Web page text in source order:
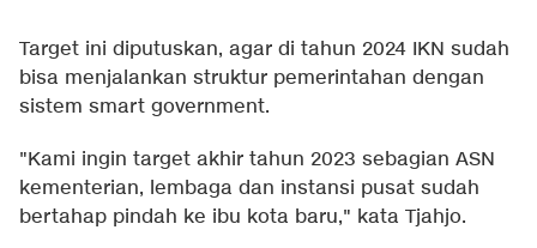
Target ini diputuskan, agar di tahun 2024 IKN sudah
bisa menjalankan struktur pemerintahan dengan
sistem smart government.
"Kami ingin target akhir tahun 2023 sebagian ASN
kementerian, lembaga dan instansi pusat sudah
bertahap pindah ke ibu kota baru," kata Tjahjo.